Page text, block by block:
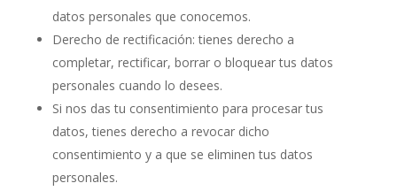
datos personales que conocemos.
Derecho de rectificación: tienes derecho a
completar, rectificar, borrar o bloquear tus datos
personales cuando lo desees.
Si nos das tu consentimiento para procesar tus
datos, tienes derecho a revocar dicho
consentimiento y a que se eliminen tus datos
personales.